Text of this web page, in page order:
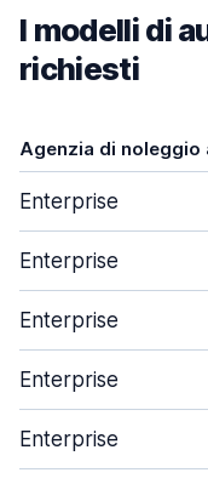
I modelli di
richiesti
Agenzia di noleggio
Enterprise
Enterprise
Enterprise
Enterprise
Enterprise